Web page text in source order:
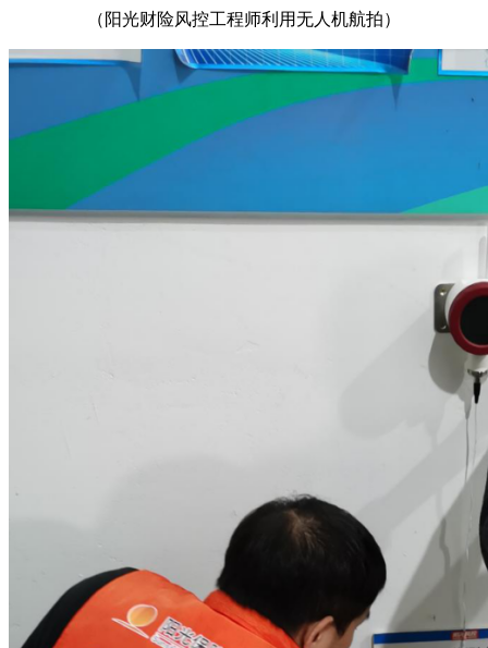
（阳光财险风控工程师利用无人机航拍）